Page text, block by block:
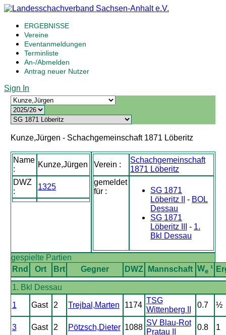
ERGEBNISSE
Vereine
Eventanmeldungen
Terminliste
An-/Abmelden
Antrag neuer Nutzer
Sign In
Kunze,Jürgen - Schachgemeinschaft 1871 Löberitz
Name
:
Kunze,Jürgen
DWZ
:
1325
Verein :
Schachgemeinschaft
1871 Löberitz
gemeldet
für :
SG 1871
Löberitz II
- BOL
Dessau
SG 1871
Löberitz III
- 1.
Bkl Dessau
gespielte Partien
Rnd
Ort Brt Gegner DWZ Mannschaft We¹
1. Bkl Dessau
1 Gast 2 Trejbal,Marten 1174
TSG
Wittenberg II
0.7 ½
3 Gast 2 Pötzsch,Dieter 1088
SV Blau-Rot
Pratau II
0.8 1